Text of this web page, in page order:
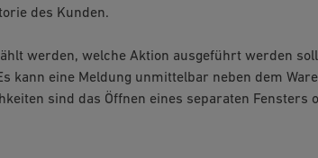
des Kunden.
werden, welche Aktion ausgeführt werden
kann eine Meldung unmittelbar neben dem
sind das Öffnen eines separaten Fensters